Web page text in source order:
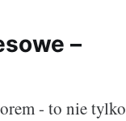
–
- to nie tylko